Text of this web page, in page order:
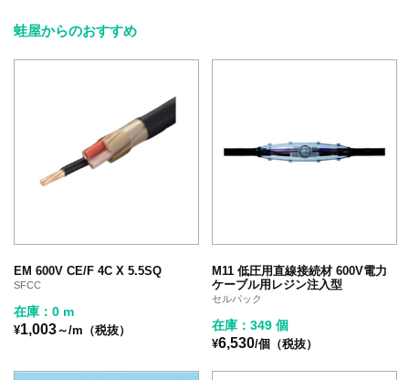
蛙屋からのおすすめ
EM 600V CE/F 4C X 5.5SQ
SFCC
在庫：0 m
¥1,003～/m（税抜）
M11 低圧用直線接続材 600V電力
ケーブル用レジン注入型
セルパック
在庫：349 個
¥6,530/個（税抜）